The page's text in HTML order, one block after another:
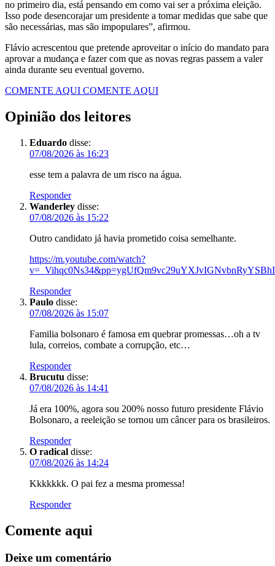
no primeiro dia, está pensando em como vai ser a próxima eleição.
Isso pode desencorajar um presidente a tomar medidas que sabe que
são necessárias, mas são impopulares”, afirmou.
Flávio acrescentou que pretende aproveitar o início do mandato para
aprovar a mudança e fazer com que as novas regras passem a valer
ainda durante seu eventual governo.
COMENTE AQUI COMENTE AQUI
Opinião dos leitores
Eduardo disse:
07/08/2026 às 16:23
esse tem a palavra de um risco na água.
Responder
Wanderley disse:
07/08/2026 às 15:22
Outro candidato já havia prometido coisa semelhante.
https://m.youtube.com/watch?
Responder
Paulo disse:
07/08/2026 às 15:07
Familia bolsonaro é famosa em quebrar promessas…oh a tv
lula, correios, combate a corrupção, etc…
Responder
Brucutu disse:
07/08/2026 às 14:41
Já era 100%, agora sou 200% nosso futuro presidente Flávio
Bolsonaro, a reeleição se tornou um câncer para os brasileiros.
Responder
O radical disse:
07/08/2026 às 14:24
Kkkkkkk. O pai fez a mesma promessa!
Responder
Comente aqui
Deixe um comentário